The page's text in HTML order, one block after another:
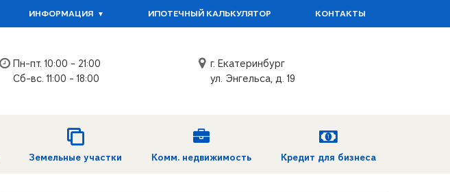
ИНФОРМАЦИЯ ИПОТЕЧНЫЙ КАЛЬКУЛЯТОР КОНТАКТЫ
Пн-пт. 10:00 - 21:00
Сб-вс. 11:00 - 18:00
г. Екатеринбург
ул. Энгельса, д. 19
Земельные участки Комм. недвижимость Кредит для бизнеса